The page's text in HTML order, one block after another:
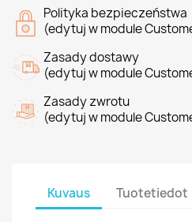
Polityka bezpieczeństwa
(edytuj w module
Zasady dostawy
(edytuj w module
Zasady zwrotu
(edytuj w module
Kuvaus Tuotetiedot